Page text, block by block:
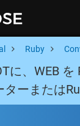
Ruby
に、WEB を
ーまたは